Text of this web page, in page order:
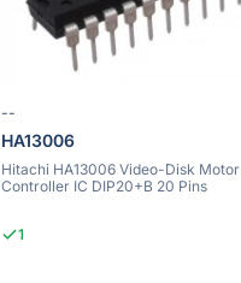
--
HA13006
Hitachi HA13006 Video-Disk Motor
Controller IC DIP20+B 20 Pins
1